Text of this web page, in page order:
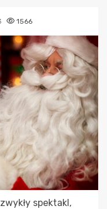
1566
spektakl,